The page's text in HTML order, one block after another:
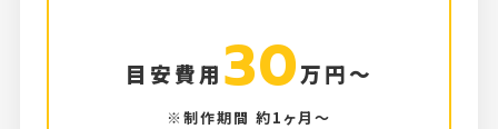
目安費用 30万円～
※制作期間 約1ヶ月〜